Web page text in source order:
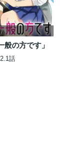
般の方です」
話